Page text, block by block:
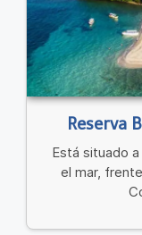
Reserva
Está situado
el mar,